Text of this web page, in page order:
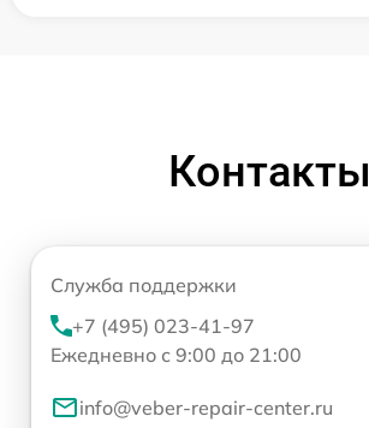
Контакты
Служба поддержки
+7 (495) 023-41-97
Ежедневно с 9:00 до 21:00
info@veber-repair-center.ru